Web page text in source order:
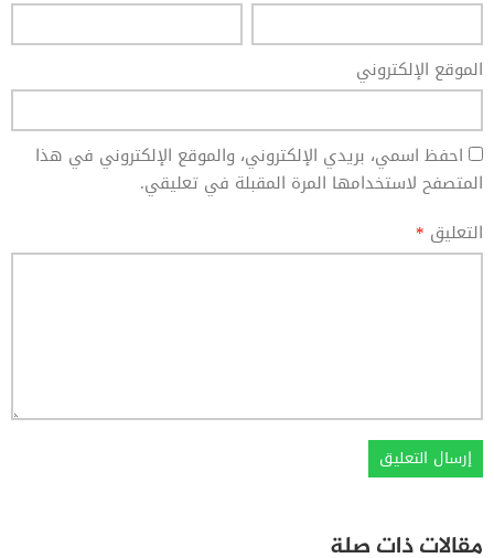
الموقع الإلكتروني
احفظ اسمي، بريدي الإلكتروني، والموقع الإلكتروني في هذا
المتصفح لاستخدامها المرة المقبلة في تعليقي.
التعليق *
مقالات ذات صلة